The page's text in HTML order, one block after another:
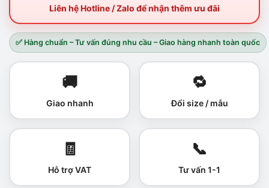
Liên hệ Hotline / Zalo để nhận thêm ưu đãi
✅ Hàng chuẩn – Tư vấn đúng nhu cầu – Giao hàng nhanh toàn quốc
🚚
Giao nhanh
🔁
Đổi size / mẫu
🧾
Hỗ trợ VAT
📞
Tư vấn 1-1